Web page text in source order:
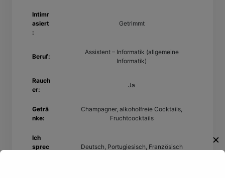
Intimr
asiert
:
Getrimmt
Beruf:
Assistent – Informatik (allgemeine
Informatik)
Rauch
er:
Ja
Geträ
nke:
Champagner, alkoholfreie Cocktails,
Fruchtcocktails
Ich
sprec
Deutsch, Portugiesisch, Französisch
✕